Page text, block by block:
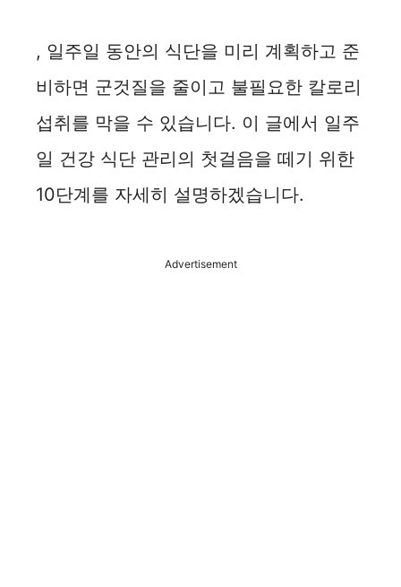
, 일주일 동안의 식단을 미리 계획하고 준
비하면 군것질을 줄이고 불필요한 칼로리
섭취를 막을 수 있습니다. 이 글에서 일주
일 건강 식단 관리의 첫걸음을 떼기 위한
10단계를 자세히 설명하겠습니다.
Advertisement